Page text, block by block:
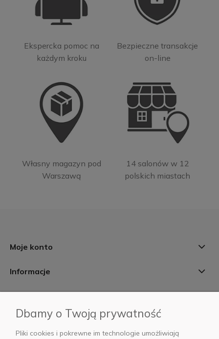
Ekspercka pomoc na
każdym kroku
Bezpieczne transakcje
on-line
Własny magazyn pod
Warszawą
14 salonów w 12
polskich miastach
Moje konto
Informacje
AB Foto
Dbamy o Twoją prywatność
Pliki cookies i pokrewne im technologie umożliwiają